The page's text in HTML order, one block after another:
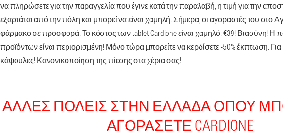
να πληρώσετε για την παραγγελία που έγινε κατά την παραλαβή, η τιμή για την
εξαρτάται από την πόλη και μπορεί να είναι χαμηλή. Σήμερα, οι αγοραστές του στο
φάρμακο σε προσφορά. Το κόστος των tablet Cardione είναι χαμηλό: €39! Βιασύνη! Η
προϊόντων είναι περιορισμένη! Μόνο τώρα μπορείτε να κερδίσετε -50% έκπτωση.
κάψουλες! Κανονικοποίηση της πίεσης στα χέρια σας!
ΆΛΛΕΣ ΠΌΛΕΙΣ ΣΤΗΝ ΕΛΛΆΔΑ ΌΠΟΥ
ΑΓΟΡΆΣΕΤΕ CARDIONE